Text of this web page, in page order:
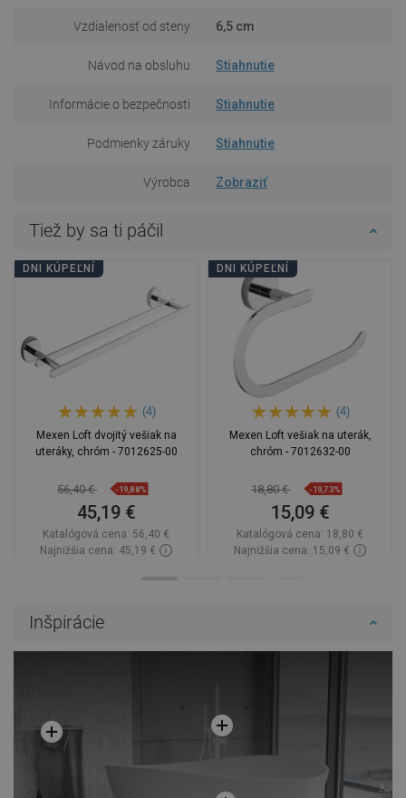
Vzdialenosť od steny 6,5 cm
Návod na obsluhu Stiahnutie
Informácie o bezpečnosti Stiahnutie
Podmienky záruky Stiahnutie
Výrobca Zobraziť
Tiež by sa ti páčil
DNI KÚPEĽNÍ
(4)
Mexen Loft dvojitý vešiak na
uteráky, chróm - 7012625-00
56,40 € -19,88%
45,19 €
Katalógová cena: 56,40 €
Najnižšia cena: 45,19 €
DNI KÚPEĽNÍ
(4)
Mexen Loft vešiak na uterák,
chróm - 7012632-00
18,80 € -19,73%
15,09 €
Katalógová cena: 18,80 €
Najnižšia cena: 15,09 €
Inšpirácie